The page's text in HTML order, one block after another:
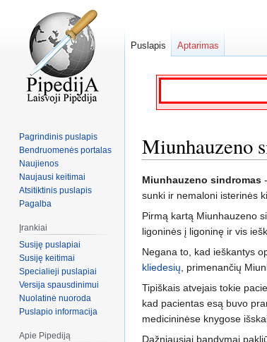
Miunhauzeno
Jump
to
navigation
Jump
to
search
Miunhauzeno sindromas
sunki ir nemaloni isterinės
Pirmą kartą Miunhauzeno
ligoninės į ligoninę ir vis
Negana to, kad ieškantys
kliedesių , primenančių
Tipiškais atvejais tokie
kad pacientas esą buvo
medicininėse knygose
Dažniausiai bandymai
Puslapis Aptarimas
Pagrindinis puslapis
Bendruomenės portalas
Naujienos
Naujausi keitimai
Atsitiktinis puslapis
Pagalba
Įrankiai
Susiję puslapiai
Susiję keitimai
Specialieji puslapiai
Versija spausdinimui
Nuolatinė nuoroda
Puslapio informacija
Apie Pipediją